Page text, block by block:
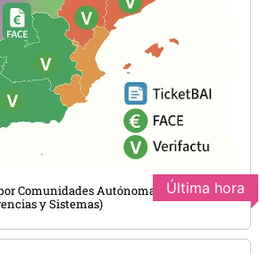
Última hora
Comunidades Autónomas: Guía
y Sistemas)